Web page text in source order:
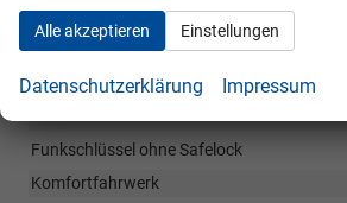
Tagesfahrlicht mit Assistenzfahrlicht inkl.
Einparkhilfe plus mit Distanzanzeige (vorne
Funkschlüssel ohne Safelock
Komfortfahrwerk
Alle akzeptieren Einstellungen
Datenschutzerklärung Impressum